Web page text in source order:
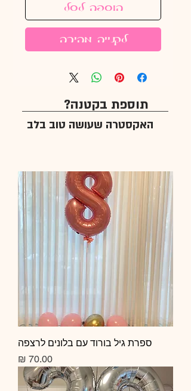
הוספה לסל
לקנייה מהירה
תוספת בקטנה?
האקסטרה שעושה טוב בלב
ספרת גיל בורוד עם בלונים לרצפה
מחיר